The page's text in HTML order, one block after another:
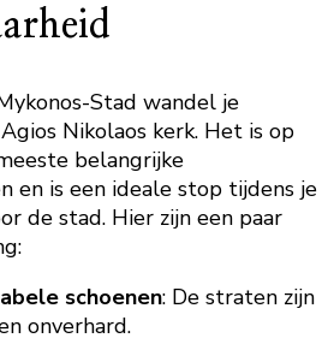
Stad wandel je
Nikolaos kerk. Het is op
belangrijke
en is een ideale stop tijdens je
de stad. Hier zijn een paar
schoenen: De straten zijn
onverhard.